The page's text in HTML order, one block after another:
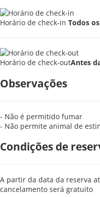
Horário de check-in Todos
Horário de check-outAntes
Observações
- Não é permitido fumar
- Não permite animal de
Condições de
A partir da data da reserva
cancelamento será gratuito